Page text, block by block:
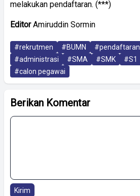
melakukan pendaftaran. (***)
EditorAmiruddin Sormin
#rekrutmen #BUMN #pendaftaran
#administrasi
#SMA #SMK #S1
#calon pegawai
Berikan Komentar
Kirim